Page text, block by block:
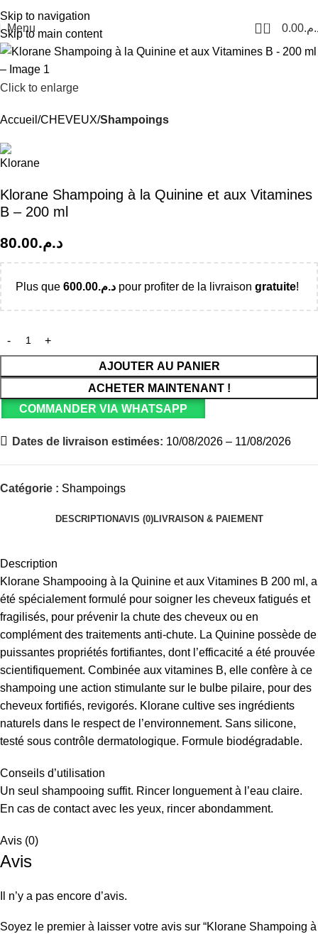
Skip to navigation
Skip to main content
Menu 0 0.00
Click to enlarge
Accueil CHEVEUX Shampoings
Klorane Shampoing à la Quinine et aux Vitamines
B – 200 ml
د.م.80.00
Plus que د.م.600.00 pour profiter de la livraison gratuite!
AJOUTER AU PANIER
ACHETER MAINTENANT !
COMMANDER VIA WHATSAPP
Dates de livraison estimées: 10/08/2026 – 11/08/2026
Catégorie : Shampoings
DESCRIPTIONAVIS (0)LIVRAISON & PAIEMENT
Description
Klorane Shampooing à la Quinine et aux Vitamines B 200 ml, a
été spécialement formulé pour soigner les cheveux fatigués et
fragilisés, pour prévenir la chute des cheveux ou en
complément des traitements anti-chute. La Quinine possède de
puissantes propriétés fortifiantes, dont l’efficacité a été prouvée
scientifiquement. Combinée aux vitamines B, elle confère à ce
shampoing une action stimulante sur le bulbe pilaire, pour des
cheveux fortifiés, revigorés. Klorane cultive ses ingrédients
naturels dans le respect de l’environnement. Sans silicone,
testé sous contrôle dermatologique. Formule biodégradable.
Conseils d’utilisation
Un seul shampooing suffit. Rincer longuement à l’eau claire.
En cas de contact avec les yeux, rincer abondamment.
Avis (0)
Avis
Il n’y a pas encore d’avis.
Soyez le premier à laisser votre avis sur “Klorane Shampoing à